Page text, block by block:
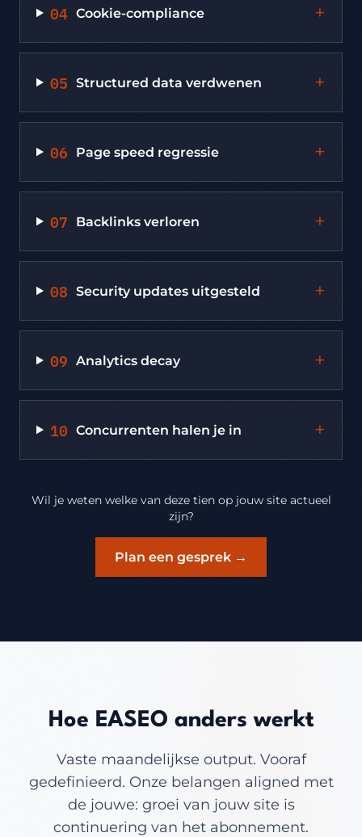
04 Cookie-compliance +
05 Structured data verdwenen +
06 Page speed regressie +
07 Backlinks verloren +
08 Security updates uitgesteld +
09 Analytics decay +
10 Concurrenten halen je in +
Wil je weten welke van deze tien op jouw site actueel
zijn?
Plan een gesprek →
Hoe EASEO anders werkt
Vaste maandelijkse output. Vooraf
gedefinieerd. Onze belangen aligned met
de jouwe: groei van jouw site is
continuering van het abonnement.